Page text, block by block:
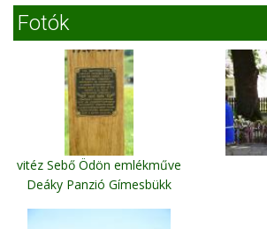
Fotók
vitéz Sebő Ödön emlékműve
Deáky Panzió Gímesbükk